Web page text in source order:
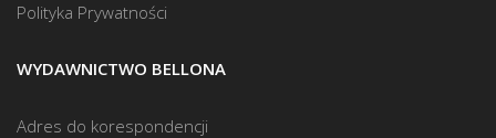
Polityka Prywatności
WYDAWNICTWO BELLONA
Adres do korespondencji